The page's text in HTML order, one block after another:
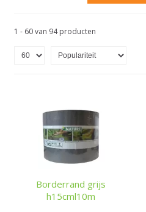
1 - 60 van 94 producten
Borderrand grijs
h15cml10m